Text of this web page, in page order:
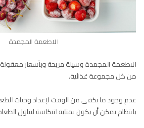
الاطعمة المجمدة
الاطعمة المجمدة وسيلة مريحة وبأسعار
من كل مجموعة غذائية.
عدم وجود ما يكفي من الوقت لإعداد وجبات
بانتظام يمكن أن يكون بمثابة انتكاسة لتناول